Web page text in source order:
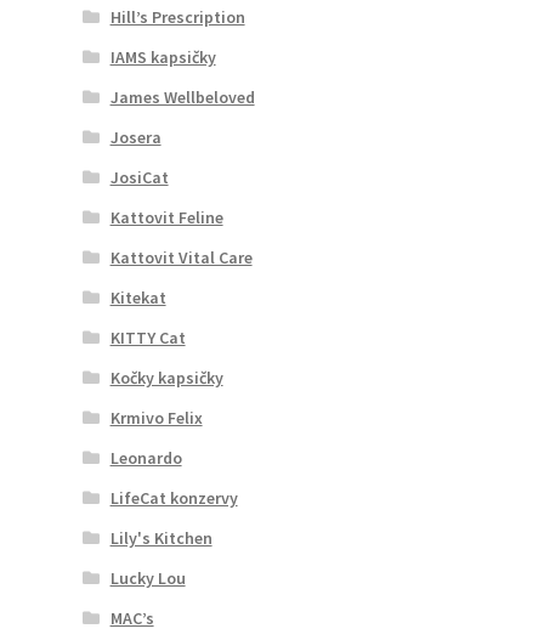
Hill’s Prescription
IAMS kapsičky
James Wellbeloved
Josera
JosiCat
Kattovit Feline
Kattovit Vital Care
Kitekat
KITTY Cat
Kočky kapsičky
Krmivo Felix
Leonardo
LifeCat konzervy
Lily's Kitchen
Lucky Lou
MAC’s